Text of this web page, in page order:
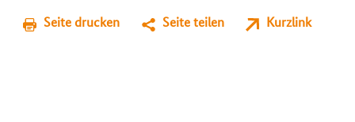
Seite drucken Seite teilen Kurzlink